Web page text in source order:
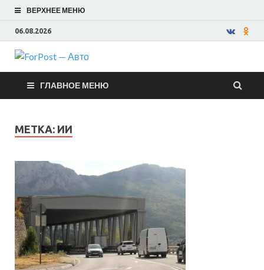
ВЕРХНЕЕ МЕНЮ
06.08.2026
ForPost —
Авто
ГЛАВНОЕ МЕНЮ
МЕТКА: ИИ